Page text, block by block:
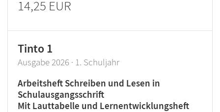
14,25 EUR
Tinto 1
Ausgabe 2026 · 1. Schuljahr
Arbeitsheft Schreiben und Lesen in
Schulausgangsschrift
Mit Lauttabelle und Lernentwicklungsheft